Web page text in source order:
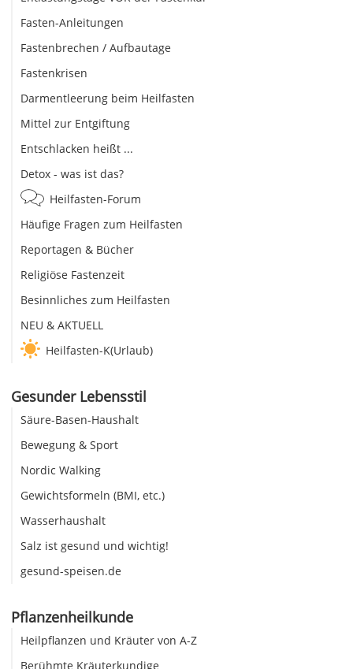
Fasten-Anleitungen
Fastenbrechen / Aufbautage
Fastenkrisen
Darmentleerung beim Heilfasten
Mittel zur Entgiftung
Entschlacken heißt ...
Detox - was ist das?
Heilfasten-Forum
Häufige Fragen zum Heilfasten
Reportagen & Bücher
Religiöse Fastenzeit
Besinnliches zum Heilfasten
NEU & AKTUELL
Heilfasten-K(Urlaub)
Gesunder Lebensstil
Säure-Basen-Haushalt
Bewegung & Sport
Nordic Walking
Gewichtsformeln (BMI, etc.)
Wasserhaushalt
Salz ist gesund und wichtig!
gesund-speisen.de
Pflanzenheilkunde
Heilpflanzen und Kräuter von A-Z
Berühmte Kräuterkundige